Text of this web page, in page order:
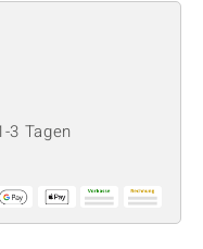
3 Tagen